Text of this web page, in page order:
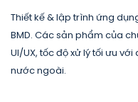
Thiết kế & lập trình ứng
BMD. Các sản phẩm của
UI/UX, tốc độ xử lý tối ưu
nước ngoài.